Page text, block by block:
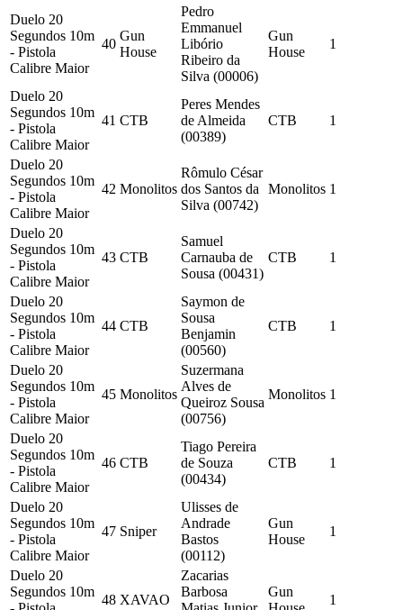
Duelo 20
Segundos 10m
- Pistola
Calibre Maior
40
Gun
House
Pedro
Emmanuel
Libório
Ribeiro da
Silva (00006)
Gun
House
1
Duelo 20
Segundos 10m
- Pistola
Calibre Maior
41 CTB
Peres Mendes
de Almeida
(00389)
CTB 1
Duelo 20
Segundos 10m
- Pistola
Calibre Maior
42 Monolitos
Rômulo César
dos Santos da
Silva (00742)
Monolitos 1
Duelo 20
Segundos 10m
- Pistola
Calibre Maior
43 CTB
Samuel
Carnauba de
Sousa (00431)
CTB 1
Duelo 20
Segundos 10m
- Pistola
Calibre Maior
44 CTB
Saymon de
Sousa
Benjamin
(00560)
CTB 1
Duelo 20
Segundos 10m
- Pistola
Calibre Maior
45 Monolitos
Suzermana
Alves de
Queiroz Sousa
(00756)
Monolitos 1
Duelo 20
Segundos 10m
- Pistola
Calibre Maior
46 CTB
Tiago Pereira
de Souza
(00434)
CTB 1
Duelo 20
Segundos 10m
- Pistola
Calibre Maior
47 Sniper
Ulisses de
Andrade
Bastos
(00112)
Gun
House
1
Duelo 20
Segundos 10m
48 XAVAO
Zacarias
Barbosa
Gun
1